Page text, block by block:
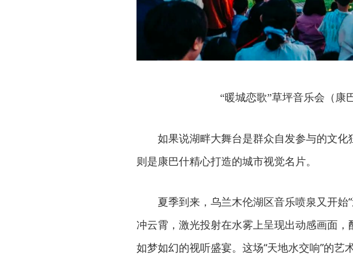
“暖城恋歌”草坪音乐会（康
如果说湖畔大舞台是群众自发参与的文
则是康巴什精心打造的城市视觉名片。
夏季到来，乌兰木伦湖区音乐喷泉又开始
冲云霄，激光投射在水雾上呈现出动感画面
如梦如幻的视听盛宴。这场“天地水交响”的